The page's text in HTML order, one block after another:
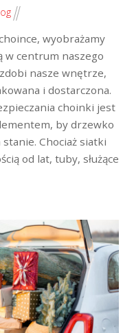
wyobrażamy
centrum naszego
nasze wnętrze,
i dostarczona.
choinki jest
by drzewko
Chociaż siatki
od lat, tuby, służące